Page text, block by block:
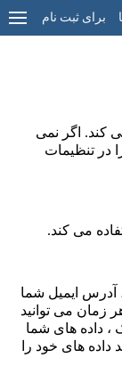
برای ثبت نام
کند. اگر نمی
در تنظیمات
آدرس ایمیل شما
زمان می توانید
، داده های شما
های خود را